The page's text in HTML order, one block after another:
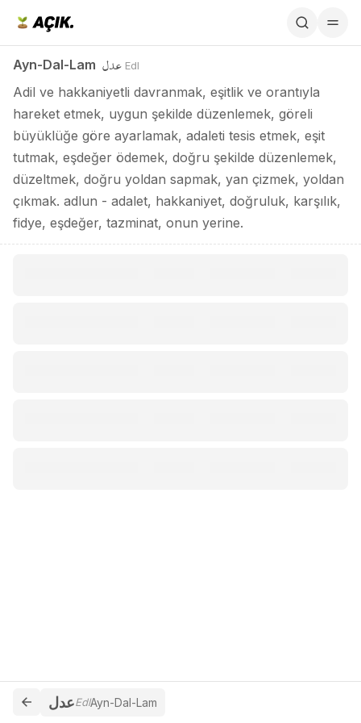
Ayn-Dal-Lam عدل Edl
Adil ve hakkaniyetli davranmak, eşitlik ve orantıyla
hareket etmek, uygun şekilde düzenlemek, göreli
büyüklüğe göre ayarlamak, adaleti tesis etmek, eşit
tutmak, eşdeğer ödemek, doğru şekilde düzenlemek,
düzeltmek, doğru yoldan sapmak, yan çizmek, yoldan
çıkmak. adlun - adalet, hakkaniyet, doğruluk, karşılık,
fidye, eşdeğer, tazminat, onun yerine.
عدلEdlAyn-Dal-Lam